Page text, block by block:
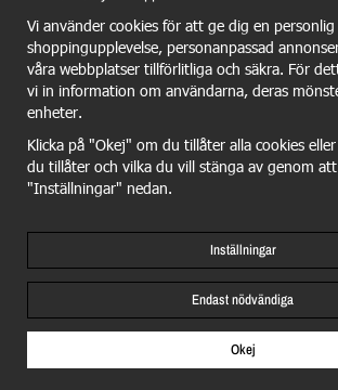
EU Responsible Person - Dermalogica
Dermalogica GmbH
Wiesenstr.21
40549 Dûsseldorf
benjamin.schulze@dermalogica.com
Drift & produktion:
Vi använder cookies för att ge dig en personlig
shoppingupplevelse, personanpassad
våra webbplatser tillförlitliga och säkra. För
vi in information om användarna, deras
enheter.
Klicka på "Okej" om du tillåter alla cookies
du tillåter och vilka du vill stänga av genom
"Inställningar" nedan.
Inställningar
Endast nödvändiga
Okej